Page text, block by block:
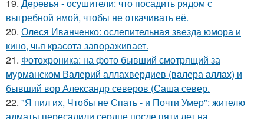
19. Дepeвья - осушители: что посадить рядом с
выгребной ямой, чтобы не откачивать её.
20. Олеся Иванченко: ослепительная звезда юмора и
кино, чья красота завораживает.
21. Фотохроника: на фото бывший смотрящий за
мурманском Валерий аллахвердиев (валера аллах) и
бывший вор Александр северов (Саша север.
22. "Я пил их, Чтобы не Спать - и Почти Умер": жителю